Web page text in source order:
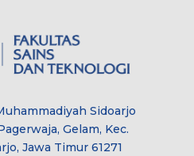
Sidoarjo
Gelam, Kec.
Jawa Timur 61271